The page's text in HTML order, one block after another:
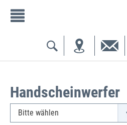
Handscheinwerfer